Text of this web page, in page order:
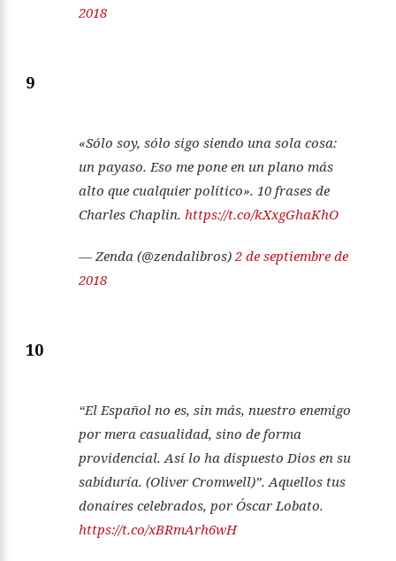
2018
9
«Sólo soy, sólo sigo siendo una sola cosa:
un payaso. Eso me pone en un plano más
alto que cualquier político». 10 frases de
Charles Chaplin. https://t.co/kXxgGhaKhO
— Zenda (@zendalibros)2 de septiembre de
2018
10
“El Español no es, sin más, nuestro enemigo
por mera casualidad, sino de forma
providencial. Así lo ha dispuesto Dios en su
sabiduría. (Oliver Cromwell)”. Aquellos tus
donaires celebrados, por Óscar Lobato.
https://t.co/xBRmArh6wH